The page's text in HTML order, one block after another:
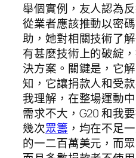
舉個實例，友人認為
從業者應該推動以密
助，她對相關技術了
有甚麼技術上的破綻
決方案。關鍵是，它
知，它讓捐款人和受
我理解，在整場運動
需求不大，G20 和我
幾次眾籌 ，均在不足
的一二百萬美元，而